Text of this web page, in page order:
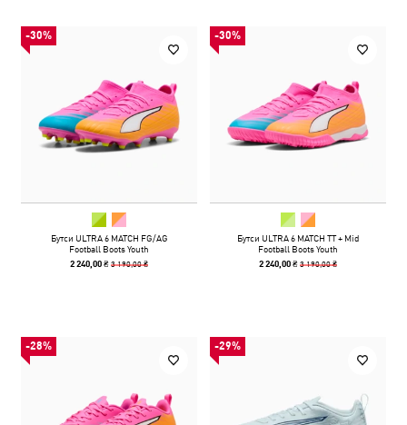
-30%
Бутси ULTRA 6 MATCH FG/AG
Football Boots Youth
2 240,00 ₴3 190,00 ₴
-30%
Бутси ULTRA 6 MATCH TT + Mid
Football Boots Youth
2 240,00 ₴3 190,00 ₴
-28% -29%